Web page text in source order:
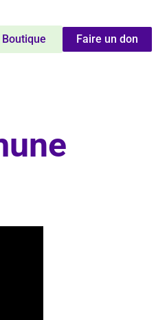
Faire un don
Boutique